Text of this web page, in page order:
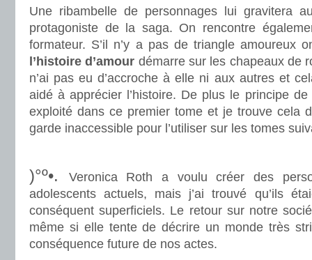
Une ribambelle de personnages lui gravitera
protagoniste de la saga. On rencontre
formateur. S’il n’y a pas de triangle amoureux
l’histoire d’amour démarre sur les chapeaux de
n’ai pas eu d’accroche à elle ni aux autres et
aidé à apprécier l’histoire. De plus le principe
exploité dans ce premier tome et je trouve cela
garde inaccessible pour l’utiliser sur les tomes
)°º•.
Veronica Roth a voulu créer des
adolescents actuels, mais j’ai trouvé qu’ils
conséquent superficiels. Le retour sur notre
même si elle tente de décrire un monde très
conséquence future de nos actes.